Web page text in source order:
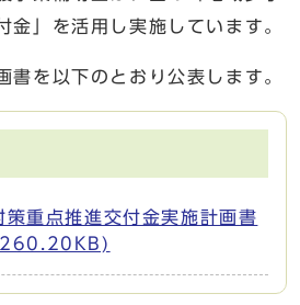
金」を活用し実施しています。
書を以下のとおり公表します。
策重点推進交付金実施計画書
260.20KB)